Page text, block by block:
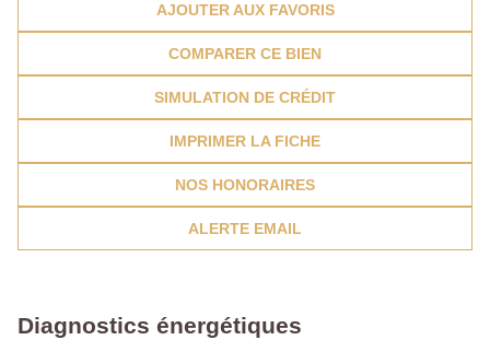
AJOUTER AUX FAVORIS
COMPARER CE BIEN
SIMULATION DE CRÉDIT
IMPRIMER LA FICHE
NOS HONORAIRES
ALERTE EMAIL
Diagnostics énergétiques